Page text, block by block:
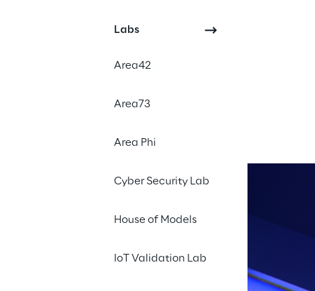
Labs
Area42
Area73
Area Phi
Cyber Security Lab
House of Models
IoT Validation Lab